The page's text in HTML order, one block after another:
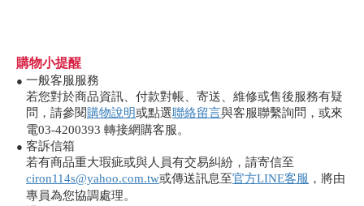
購物小提醒
● 一般客服服務
若您對於商品資訊、付款對帳、寄送、維修或售後服務有疑
問，請參閱購物說明或點選聯絡留言與客服聯繫詢問，或來
電03-4200393 轉接網購客服。
● 客訴信箱
若有商品重大瑕疵或與人員有交易糾紛，請寄信至
ciron114s@yahoo.com.tw或傳送訊息至官方LINE客服 ，將由
專員為您協調處理。